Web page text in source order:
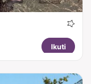
Ikuti